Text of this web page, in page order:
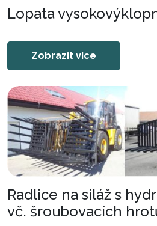
Lopata
Zobrazit více
Radlice na siláž s
vč. šroubovacích